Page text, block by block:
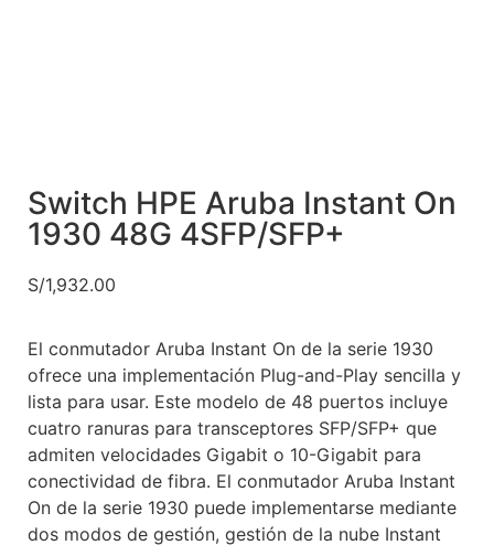
Switch HPE Aruba Instant On
1930 48G 4SFP/SFP+
S/1,932.00
El conmutador Aruba Instant On de la serie 1930
ofrece una implementación Plug-and-Play sencilla y
lista para usar. Este modelo de 48 puertos incluye
cuatro ranuras para transceptores SFP/SFP+ que
admiten velocidades Gigabit o 10-Gigabit para
conectividad de fibra. El conmutador Aruba Instant
On de la serie 1930 puede implementarse mediante
dos modos de gestión, gestión de la nube Instant